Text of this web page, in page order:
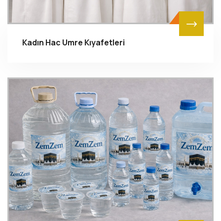
Kadın Hac Umre Kıyafetleri